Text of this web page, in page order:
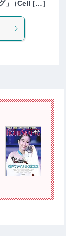
グ」 (Cell […]